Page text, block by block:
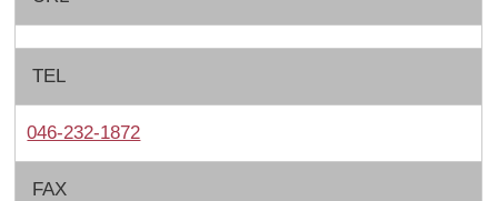
TEL
046-232-1872
FAX